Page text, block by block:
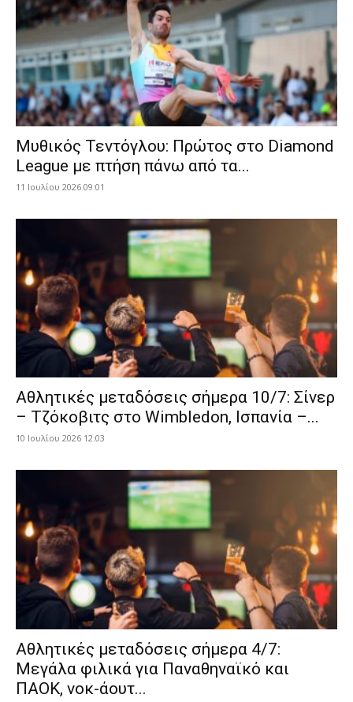
Μυθικός Τεντόγλου: Πρώτος στο Diamond
League με πτήση πάνω από τα...
11 Ιουλίου 2026 09:01
Αθλητικές μεταδόσεις σήμερα 10/7: Σίνερ
– Τζόκοβιτς στο Wimbledon, Ισπανία –...
10 Ιουλίου 2026 12:03
Αθλητικές μεταδόσεις σήμερα 4/7:
Μεγάλα φιλικά για Παναθηναϊκό και
ΠΑΟΚ, νοκ-άουτ...